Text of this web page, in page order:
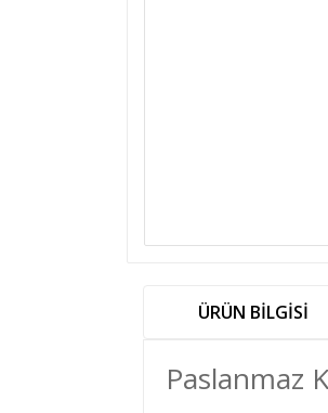
ÜRÜN BİLGİSİ
Paslanmaz